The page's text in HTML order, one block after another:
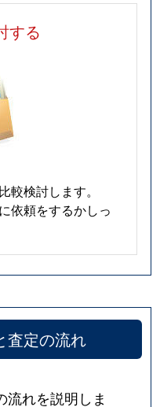
する
較検討します。
依頼をするかしっ
査定の流れ
流れを説明しま